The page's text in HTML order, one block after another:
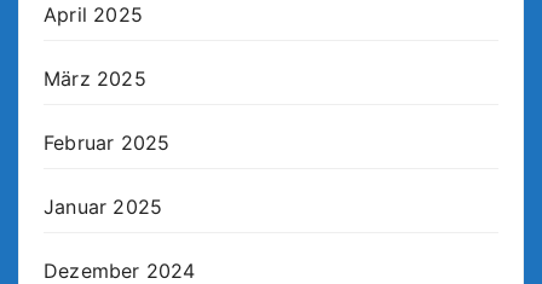
April 2025
März 2025
Februar 2025
Januar 2025
Dezember 2024